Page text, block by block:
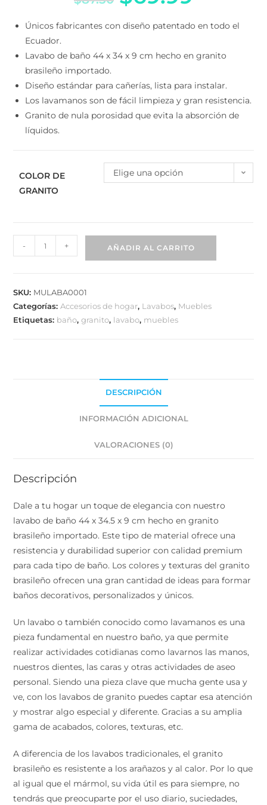
Ecuador.
Lavabo de baño 44 x 34 x 9 cm hecho en granito
brasileño importado.
Diseño estándar para cañerías, lista para instalar.
Los lavamanos son de fácil limpieza y gran
resistencia.
Granito de nula porosidad que evita la absorción de
líquidos.
COLOR DE
GRANITO
Elige una opción
+ AÑADIR AL CARRITO
SKU: MULABA0001
Categorías: Accesorios de hogar, Lavabos, Muebles
Etiquetas: baño, granito, lavabo, muebles
DESCRIPCIÓN
INFORMACIÓN ADICIONAL
VALORACIONES (0)
Descripción
Dale a tu hogar un toque de elegancia con nuestro
lavabo de baño 44 x 34.5 x 9 cm hecho en granito
brasileño importado. Este tipo de material ofrece una
resistencia y durabilidad superior con calidad premium
para cada tipo de baño. Los colores y texturas del
granito brasileño ofrecen una gran cantidad de ideas
para formar baños decorativos, personalizados y
Un lavabo o también conocido como lavamanos es una
pieza fundamental en nuestro baño, ya que permite
realizar actividades cotidianas como lavarnos las
manos, nuestros dientes, las caras y otras actividades
de aseo personal. Siendo una pieza clave que mucha
gente usa y ve, con los lavabos de granito puedes
captar esa atención y mostrar algo especial y diferente.
A diferencia de los lavabos tradicionales, el granito